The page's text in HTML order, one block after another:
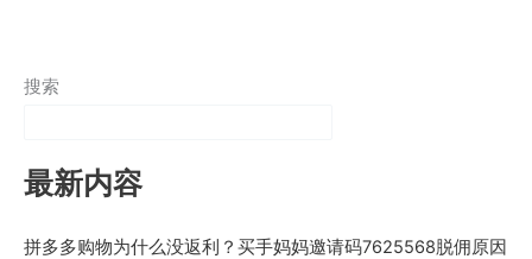
搜索
最新内容
拼多多购物为什么没返利？买手妈妈邀请码7625568脱佣原因